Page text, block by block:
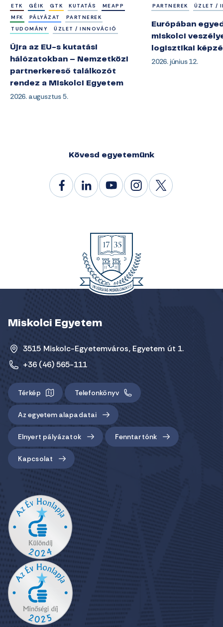
ETK
GÉIK GTK KUTATÁS
MEAPP
MFK
PÁLYÁZAT
PARTNEREK
TUDOMÁNY
ÜZLET / INNOVÁCIÓ
Újra az EU-s kutatási
hálózatokban – Nemzetközi
partnerkereső találkozót
rendez a Miskolci Egyetem
2026. augusztus 5.
PARTNEREK
ÜZLET /
Európában
miskolci
logisztikai
2026. június 12.
Kövesd egyetemünk
Miskolci Egyetem
3515 Miskolc-Egyetemváros, Egyetem út 1.
+36 (46) 565-111
Térkép Telefonkönyv
Az egyetem alapadatai
Elnyert pályázatok Fenntartónk
Kapcsolat